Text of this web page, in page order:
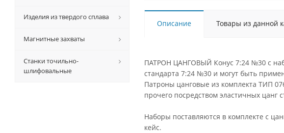
Описание Товары из данной
ПАТРОН ЦАНГОВЫЙ Конус 7:24 №30 с
стандарта 7:24 №30 и могут быть
Патроны цанговые из комплекта ТИП
прочего посредством эластичных цанг
Наборы поставляются в комплекте с
кейс.
Изделия из твердого сплава
Магнитные захваты
Станки точильно-
шлифовальные